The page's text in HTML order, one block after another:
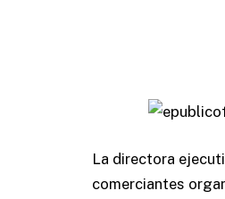
La directora
comerciantes